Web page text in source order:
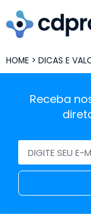
HOME > DICAS E
Receba